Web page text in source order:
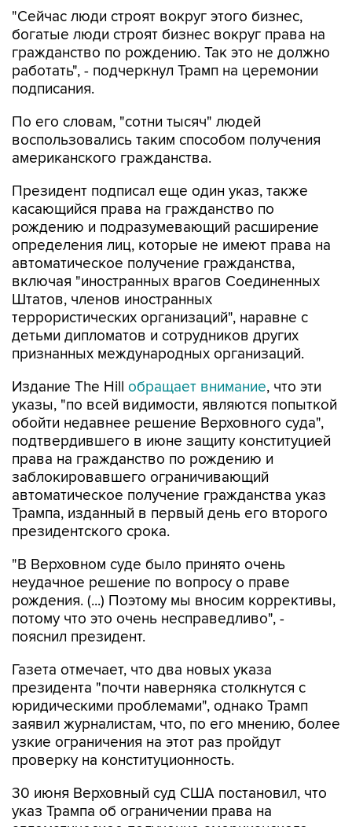
"Сейчас люди строят вокруг этого бизнес,
богатые люди строят бизнес вокруг права на
гражданство по рождению. Так это не должно
работать", - подчеркнул Трамп на церемонии
подписания.
По его словам, "сотни тысяч" людей
воспользовались таким способом получения
американского гражданства.
Президент подписал еще один указ, также
касающийся права на гражданство по
рождению и подразумевающий расширение
определения лиц, которые не имеют права на
автоматическое получение гражданства,
включая "иностранных врагов Соединенных
Штатов, членов иностранных
террористических организаций", наравне с
детьми дипломатов и сотрудников других
признанных международных организаций.
Издание The Hill обращает внимание, что эти
указы, "по всей видимости, являются попыткой
обойти недавнее решение Верховного суда",
подтвердившего в июне защиту конституцией
права на гражданство по рождению и
заблокировавшего ограничивающий
автоматическое получение гражданства указ
Трампа, изданный в первый день его второго
президентского срока.
"В Верховном суде было принято очень
неудачное решение по вопросу о праве
рождения. (...) Поэтому мы вносим коррективы,
потому что это очень несправедливо", -
пояснил президент.
Газета отмечает, что два новых указа
президента "почти наверняка столкнутся с
юридическими проблемами", однако Трамп
заявил журналистам, что, по его мнению, более
узкие ограничения на этот раз пройдут
проверку на конституционность.
30 июня Верховный суд США постановил, что
указ Трампа об ограничении права на